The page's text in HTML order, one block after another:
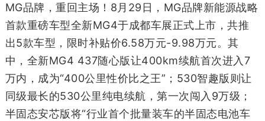
MG品牌，重回主场！8月29日，MG品牌新能源战略
首款重磅车型全新MG4于成都车展正式上市，共推
出5款车型，限时补贴价6.58万元-9.98万元。其
中，全新MG4 437随心版让400km续航首次进入7
万内，成为“400公里性价比之王”；530智趣版则让
同级最长的530公里纯电续航，第一次闯入9万级；
半固态安芯版将“行业首个批量装车的半固态电池车